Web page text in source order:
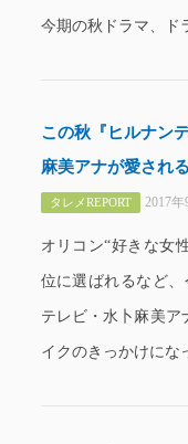
今期の秋ドラマ、ド
この秋『ヒルナン
麻美アナが愛され
タレメREPORT 2017
オリコン“好きな女
位に選ばれるなど
テレビ・水卜麻美ア
イクのきっかけにな